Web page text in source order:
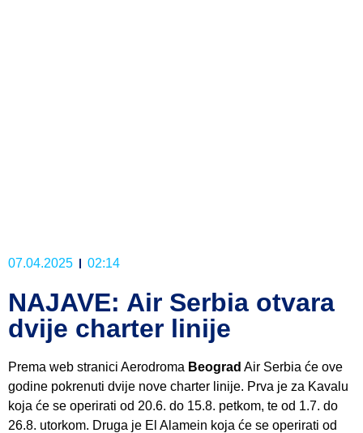
07.04.2025 02:14
NAJAVE: Air Serbia otvara
dvije charter linije
Prema web stranici Aerodroma Beograd Air Serbia će ove
godine pokrenuti dvije nove charter linije. Prva je za Kavalu
koja će se operirati od 20.6. do 15.8. petkom, te od 1.7. do
26.8. utorkom. Druga je El Alamein koja će se operirati od